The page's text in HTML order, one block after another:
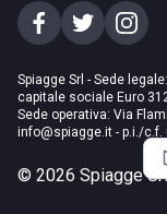
Spiagge Srl - Sede
capitale sociale Euro
Sede operativa: Via
info@spiagge.it - p.i./c.f.
© 2026 Spiagge